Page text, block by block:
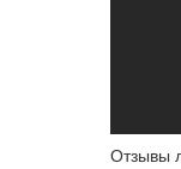
Отзывы